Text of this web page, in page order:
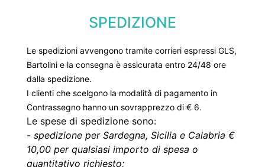
SPEDIZIONE
Le spedizioni avvengono tramite corrieri espressi GLS,
Bartolini e la consegna è assicurata entro 24/48 ore
dalla spedizione.
I clienti che scelgono la modalità di pagamento in
Contrassegno hanno un sovrapprezzo di € 6.
Le spese di spedizione sono:
- spedizione per Sardegna, Sicilia e Calabria €
10,00 per qualsiasi importo di spesa o
quantitativo richiesto;